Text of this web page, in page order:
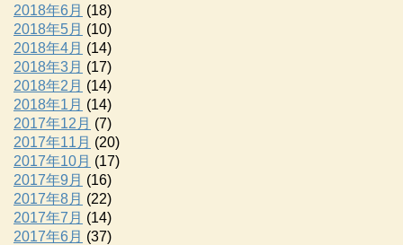
2018年6月 (18)
2018年5月 (10)
2018年4月 (14)
2018年3月 (17)
2018年2月 (14)
2018年1月 (14)
2017年12月 (7)
2017年11月 (20)
2017年10月 (17)
2017年9月 (16)
2017年8月 (22)
2017年7月 (14)
2017年6月 (37)